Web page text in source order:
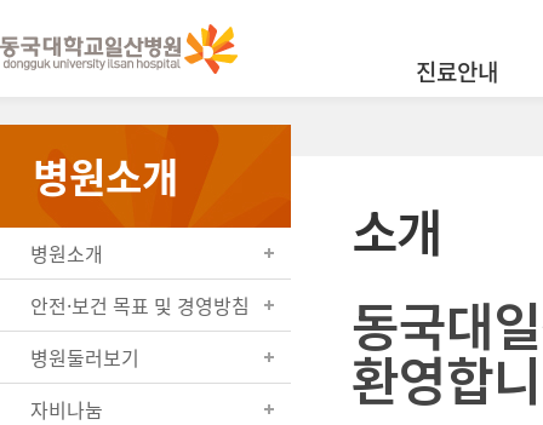
진료안내
병원소개
병원소개
안전·보건 목표 및 경영방침
병원둘러보기
자비나눔
소개
동국대
환영합